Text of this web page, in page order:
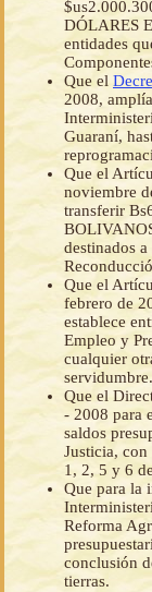
DÓLARES
entidades
Que el
2008,
Guaraní,
Que el
noviembre
transferir
destinados
Que el
febrero de
establece
Empleo y
cualquier
servidumbre.
Que el
- 2008 para
saldos
Justicia,
1, 2, 5 y 6
Que para la
Reforma
conclusión
tierras.